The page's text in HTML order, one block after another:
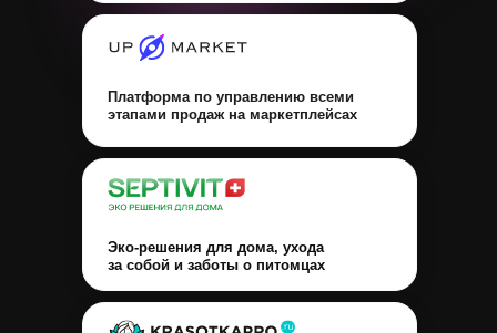
Платформа по управлению всеми
этапами продаж на маркетплейсах
Эко-решения для дома, ухода
за собой и заботы о питомцах